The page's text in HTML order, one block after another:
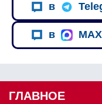
в
в
ГЛАВНОЕ